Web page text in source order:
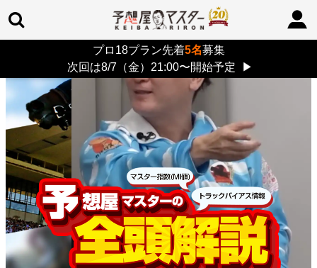
プロ18プラン先着5名募集
次回は8/7（金）21:00〜開始予定
▶
> 26/8/9 (日)